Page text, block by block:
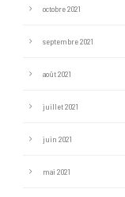
octobre 2021
septembre 2021
août 2021
juillet 2021
juin 2021
mai 2021